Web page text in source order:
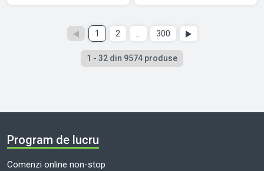
1 - 32 din 9574 produse
Următoarea pagină
1 2 300 Pagina precedentă
Program de lucru
Comenzi online non-stop